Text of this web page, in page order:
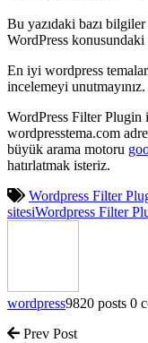
Bu yazıdaki bazı
WordPress
En iyi wordpress
incelemeyi unutmayınız.
WordPress Filter Plugin
wordpresstema.com
büyük arama motoru
hatırlatmak isteriz.
Wordpress Filter
sitesiWordpress Filter
wordpress9820 posts 0
Prev Post